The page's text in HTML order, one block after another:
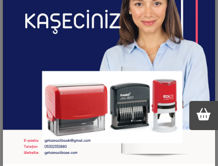
Kaşenizi rahatlıkla kullanabileceğiniz bir
tasarıma sahip olmalıdır.
Kaşenizin fiyatı, kalitesine uygun olmalıdır. İyi
bir kaşe baskısı, uygun fiyatlarla da elde
Acil Matbaa olarak, Gebze ve Kocaeli bölgesinde
hizmet vermekteyiz. Kaşe baskı hizmetimiz de
sunmuş olduğumuz hizmetlerimiz arasındadır.
Teklif almak için lütfen bizimle iletişime geçin.